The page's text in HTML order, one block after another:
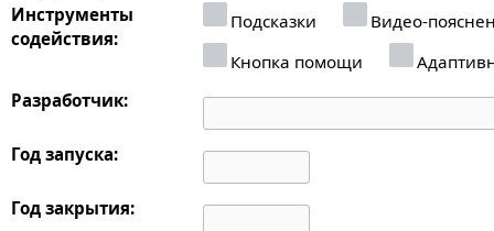
Инструменты
содействия:
Подсказки
Видео-
Кнопка помощи
Разработчик:
Год запуска:
Год закрытия: